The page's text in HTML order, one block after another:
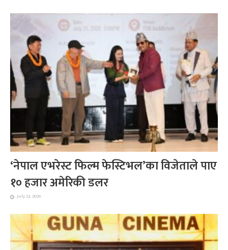
‘नेपाल एभरेस्ट फिल्म फेस्टिभल’का विजेताले पाए
१० हजार अमेरिकी डलर
July 22, 2026